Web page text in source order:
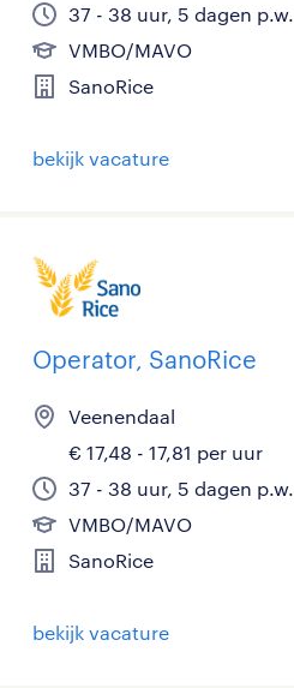
37 - 38 uur, 5 dagen p.w.
VMBO/MAVO
SanoRice
bekijk vacature
Operator, SanoRice
Veenendaal
€ 17,48 - 17,81 per uur
37 - 38 uur, 5 dagen p.w.
VMBO/MAVO
SanoRice
bekijk vacature